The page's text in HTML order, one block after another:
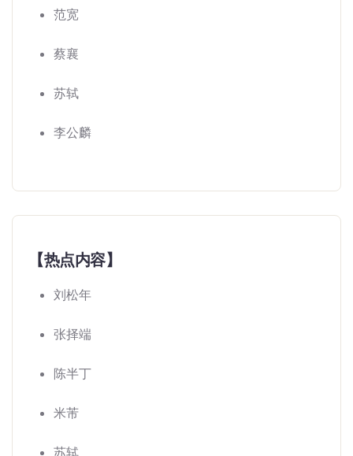
范宽
蔡襄
苏轼
李公麟
【热点内容】
刘松年
张择端
陈半丁
米芾
苏轼